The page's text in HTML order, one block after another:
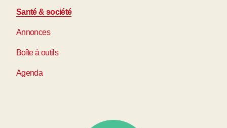
Santé & société
Annonces
Boîte à outils
Agenda